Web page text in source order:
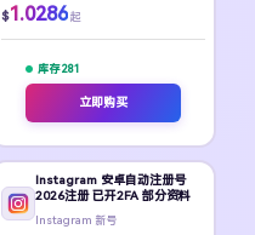
$1.0286 起
库存 281
立即购买
Instagram 安卓自动注册号
2026注册 已开2FA 部分资料
Instagram 新号